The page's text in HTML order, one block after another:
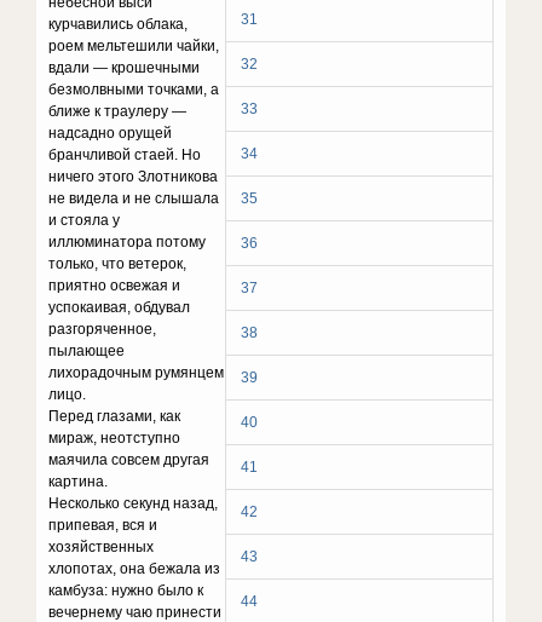
31
32
33
34
35
36
37
38
39
40
41
42
43
44
курчавились облака,
роем мельтешили чайки,
вдали — крошечными
безмолвными точками, а
ближе к траулеру —
надсадно орущей
бранчливой стаей. Но
ничего этого Злотникова
не видела и не слышала
и стояла у
иллюминатора потому
только, что ветерок,
приятно освежая и
успокаивая, обдувал
разгоряченное,
пылающее
лихорадочным румянцем
лицо.
Перед глазами, как
мираж, неотступно
маячила совсем другая
картина.
Несколько секунд назад,
припевая, вся и
хозяйственных
хлопотах, она бежала из
камбуза: нужно было к
вечернему чаю принести